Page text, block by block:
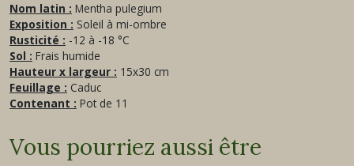
Nom latin : Mentha pulegium
Exposition : Soleil à mi-ombre
Rusticité : -12 à -18 °C
Sol : Frais humide
Hauteur x largeur : 15x30 cm
Feuillage : Caduc
Contenant : Pot de 11
Vous pourriez aussi être